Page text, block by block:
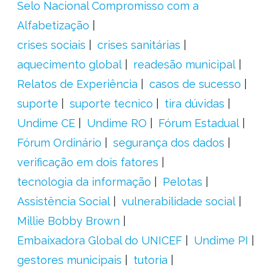
Selo Nacional Compromisso com a
Alfabetização
crises sociais
crises sanitárias
aquecimento global
readesão municipal
Relatos de Experiência
casos de sucesso
suporte
suporte tecnico
tira dúvidas
Undime CE
Undime RO
Fórum Estadual
Fórum Ordinário
segurança dos dados
verificação em dois fatores
tecnologia da informação
Pelotas
Assistência Social
vulnerabilidade social
Millie Bobby Brown
Embaixadora Global do UNICEF
Undime PI
gestores municipais
tutoria